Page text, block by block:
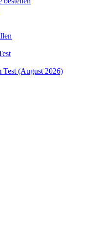
(August 2026)